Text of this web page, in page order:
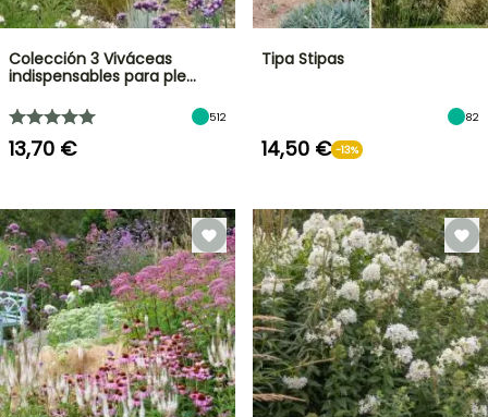
Colección 3 Viváceas
indispensables para ple…
512
13,70 €
Tipa Stipas
82
14,50 € -13%